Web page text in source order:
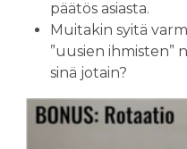
päätös asiasta.
Muitakin syitä
”uusien
sinä jotain?